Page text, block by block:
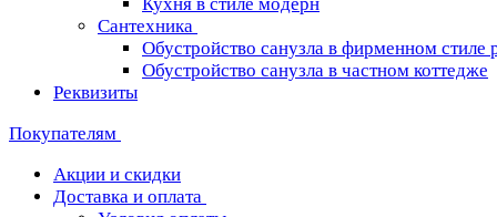
Сантехника
Обустройство санузла в фирменном стиле
Обустройство санузла в частном коттедже
Реквизиты
Покупателям
Акции и скидки
Доставка и оплата